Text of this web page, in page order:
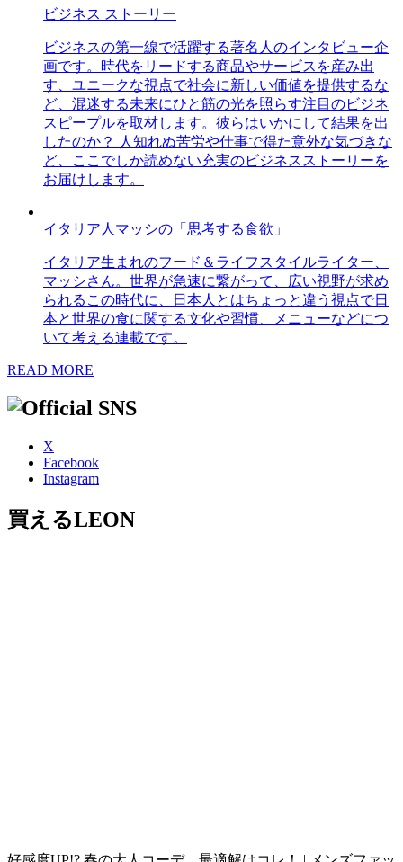
ビジネス ストーリー
ビジネスの第一線で活躍する著名人のインタビュー企
画です。時代をリードする商品やサービスを産み出
す、ユニークな視点で社会に新しい価値を提供するな
ど、混迷する未来にひと筋の光を照らす注目のビジネ
スピープルを取材します。彼らはいかにして結果を出
したのか？ 人知れぬ苦労や仕事で得た意外な気づきな
ど、ここでしか読めない充実のビジネスストーリーを
お届けします。
イタリア人マッシの「思考する食欲」
イタリア生まれのフード＆ライフスタイルライター、
マッシさん。世界が急速に繋がって、広い視野が求め
られるこの時代に、日本人とはちょっと違う視点で日
本と世界の食に関する文化や習慣、メニューなどにつ
いて考える連載です。
READ MORE
X
Facebook
Instagram
買えるLEON